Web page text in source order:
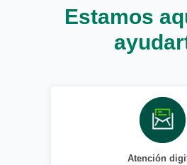
Estamos
Atención